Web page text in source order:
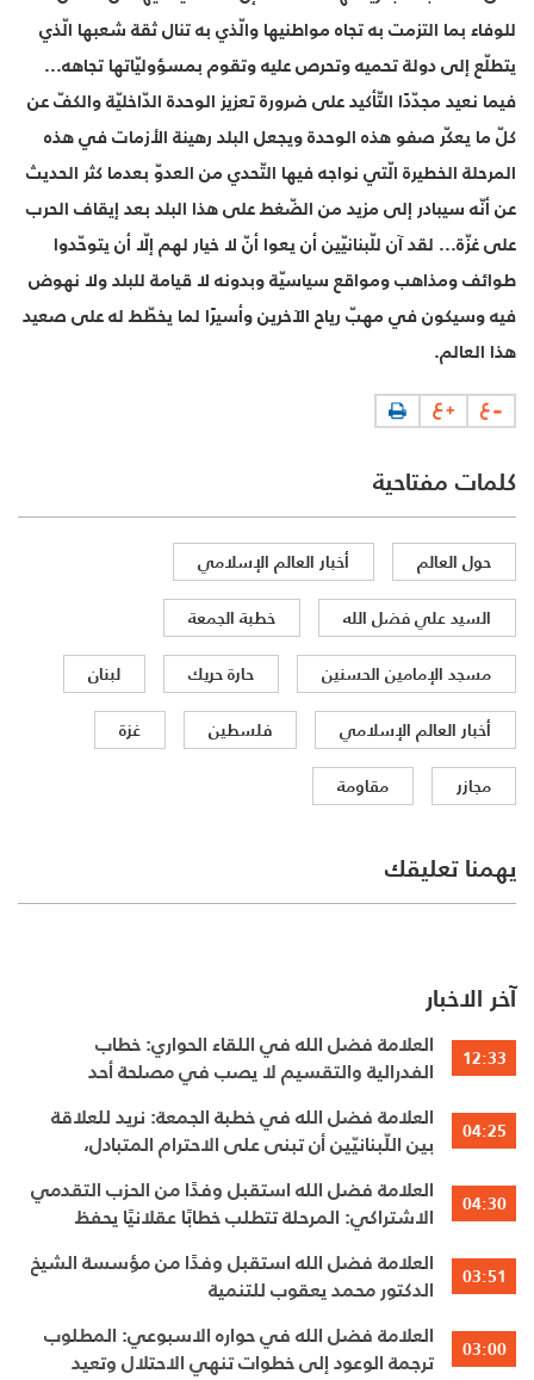
للوفاء بما التزمت به تجاه مواطنيها والّذي به تنال ثقة شعبها الّذي
يتطلّع إلى دولة تحميه وتحرص عليه وتقوم بمسؤوليّاتها تجاهه...
فيما نعيد مجدّدًا التّأكيد على ضرورة تعزيز الوحدة الدّاخليّة والكفّ عن
كلّ ما يعكّر صفو هذه الوحدة ويجعل البلد رهينة الأزمات في هذه
المرحلة الخطيرة الّتي نواجه فيها التّحدي من العدوّ بعدما كثر الحديث
عن أنّه سيبادر إلى مزيد من الضّغط على هذا البلد بعد إيقاف الحرب
على غزّة... لقد آن للّبنانيّين أن يعوا أنّ لا خيار لهم إلّا أن يتوحّدوا
طوائف ومذاهب ومواقع سياسيّة وبدونه لا قيامة للبلد ولا نهوض
فيه وسيكون في مهبّ رياح الآخرين وأسيرًا لما يخطّط له على صعيد
هذا العالم.
كلمات مفتاحية
حول العالم
أخبار العالم الإسلامي
السيد علي فضل الله
خطبة الجمعة
مسجد الإمامين الحسنين
حارة حريك
لبنان
أخبار العالم الإسلامي
فلسطين
غزة
مجازر
مقاومة
يهمنا تعليقك
آخر الاخبار
12:33
العلامة فضل الله في اللقاء الحواري: خطاب
الفدرالية والتقسيم لا يصب في مصلحة أحد
04:25
العلامة فضل الله في خطبة الجمعة: نريد للعلاقة
بين اللّبنانيّين أن تبنى على الاحترام المتبادل،
04:30
العلامة فضل الله استقبل وفدًا من الحزب التقدمي
الاشتراكي: المرحلة تتطلب خطابًا عقلانيًا يحفظ
03:51
العلامة فضل الله استقبل وفدًا من مؤسسة الشيخ
الدكتور محمد يعقوب للتنمية
03:00
العلامة فضل الله في حواره الاسبوعي: المطلوب
ترجمة الوعود إلى خطوات تنهي الاحتلال وتعيد